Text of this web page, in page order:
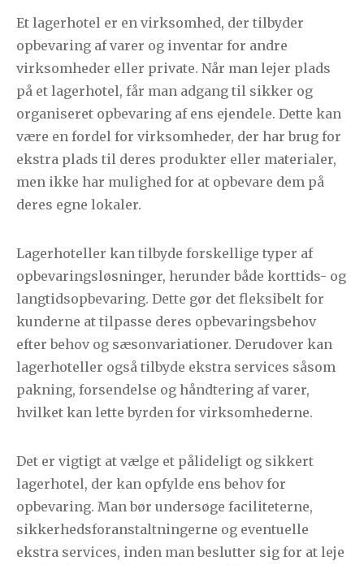
Et lagerhotel er en virksomhed, der tilbyder
opbevaring af varer og inventar for andre
virksomheder eller private. Når man lejer plads
på et lagerhotel, får man adgang til sikker og
organiseret opbevaring af ens ejendele. Dette kan
være en fordel for virksomheder, der har brug for
ekstra plads til deres produkter eller materialer,
men ikke har mulighed for at opbevare dem på
deres egne lokaler.
Lagerhoteller kan tilbyde forskellige typer af
opbevaringsløsninger, herunder både korttids- og
langtidsopbevaring. Dette gør det fleksibelt for
kunderne at tilpasse deres opbevaringsbehov
efter behov og sæsonvariationer. Derudover kan
lagerhoteller også tilbyde ekstra services såsom
pakning, forsendelse og håndtering af varer,
hvilket kan lette byrden for virksomhederne.
Det er vigtigt at vælge et pålideligt og sikkert
lagerhotel, der kan opfylde ens behov for
opbevaring. Man bør undersøge faciliteterne,
sikkerhedsforanstaltningerne og eventuelle
ekstra services, inden man beslutter sig for at leje